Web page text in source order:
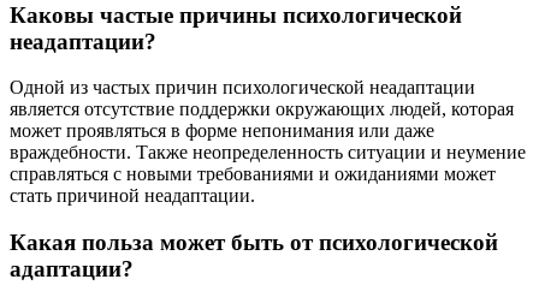
Каковы частые причины психологической
неадаптации?
Одной из частых причин психологической неадаптации
является отсутствие поддержки окружающих людей, которая
может проявляться в форме непонимания или даже
враждебности. Также неопределенность ситуации и неумение
справляться с новыми требованиями и ожиданиями может
стать причиной неадаптации.
Какая польза может быть от психологической
адаптации?